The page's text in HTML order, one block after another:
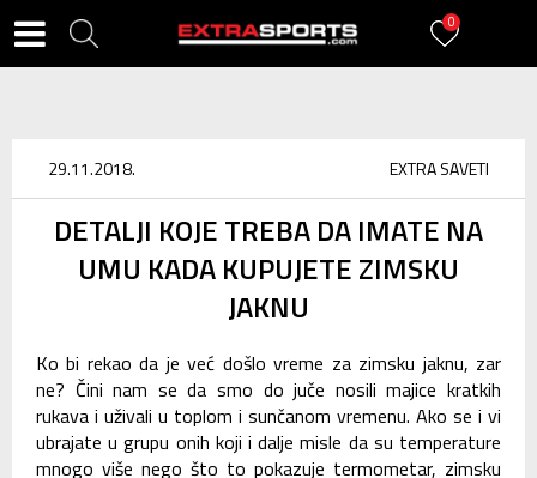
0
EXTRA SAVETI
29.11.2018.
DETALJI KOJE TREBA DA IMATE NA
UMU KADA KUPUJETE ZIMSKU
JAKNU
Ko bi rekao da je već došlo vreme za zimsku jaknu, zar
ne? Čini nam se da smo do juče nosili majice kratkih
rukava i uživali u toplom i sunčanom vremenu. Ako se i vi
ubrajate u grupu onih koji i dalje misle da su temperature
mnogo više nego što to pokazuje termometar, zimsku